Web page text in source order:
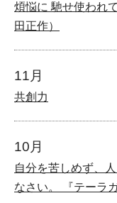
煩悩に 馳せ使われ
田正作）
11月
共創力
10月
自分を苦しめず、
なさい。 『テーラ